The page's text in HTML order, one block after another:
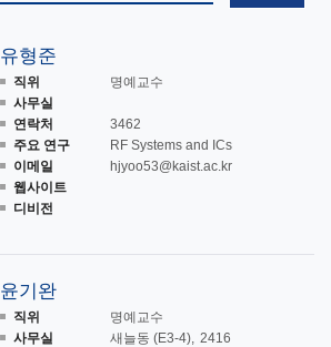
유형준
직위
명예교수
사무실
연락처
3462
주요 연구
RF Systems and ICs
이메일
hjyoo53@kaist.ac.kr
웹사이트
디비전
윤기완
직위
명예교수
사무실
새늘동 (E3-4) 2416